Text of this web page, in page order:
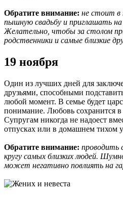
Обратите внимание: не стоит в
пышную свадьбу и приглашать на
Желательно, чтобы за столом
родственники и самые близкие
19 ноября
Один из лучших дней для
друзьями, способными
любой момент. В семье будет
понимание. Любовь сохранится
Супругам никогда не надоест
отпусках или в домашнем тихом
Обратите внимание: проводить
кругу самых близких людей.
может негативно повлиять на